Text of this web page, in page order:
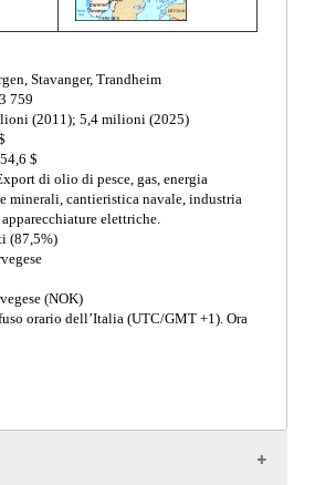
Stavanger, Trandheim
759
(2011); 5,4 milioni (2025)
$
di olio di pesce, gas, energia
minerali, cantieristica navale, industria
elettriche.
(87,5%)
(NOK)
orario dell’Italia (UTC/GMT +1). Ora